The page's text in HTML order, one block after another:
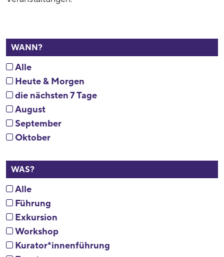
WANN?
Alle
Heute & Morgen
die nächsten 7 Tage
August
September
Oktober
WAS?
Alle
Führung
Exkursion
Workshop
Kurator*innenführung